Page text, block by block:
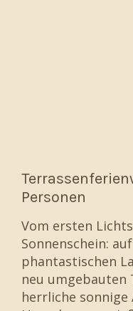
Personen
Vom ersten
Sonnenschein:
phantastischen
neu umgebauten
herrliche sonnige